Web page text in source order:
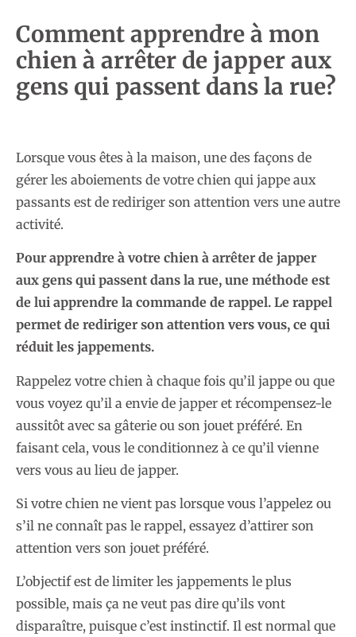
Comment apprendre à mon
chien à arrêter de japper aux
gens qui passent dans la rue?
Lorsque vous êtes à la maison, une des façons de
gérer les aboiements de votre chien qui jappe aux
passants est de rediriger son attention vers une autre
activité.
Pour apprendre à votre chien à arrêter de japper
aux gens qui passent dans la rue, une méthode est
de lui apprendre la commande de rappel. Le rappel
permet de rediriger son attention vers vous, ce qui
réduit les jappements.
Rappelez votre chien à chaque fois qu’il jappe ou que
vous voyez qu’il a envie de japper et récompensez-le
aussitôt avec sa gâterie ou son jouet préféré. En
faisant cela, vous le conditionnez à ce qu’il vienne
vers vous au lieu de japper.
Si votre chien ne vient pas lorsque vous l’appelez ou
s’il ne connaît pas le rappel, essayez d’attirer son
attention vers son jouet préféré.
L’objectif est de limiter les jappements le plus
possible, mais ça ne veut pas dire qu’ils vont
disparaître, puisque c’est instinctif. Il est normal que